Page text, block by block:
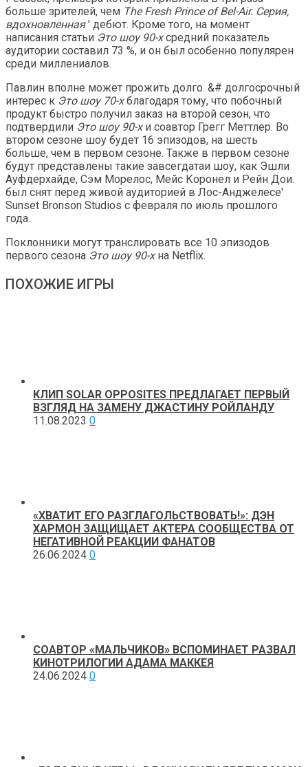
больше зрителей, чем The Fresh Prince of Bel-Air. Серия,
вдохновленная' дебют. Кроме того, на момент
написания статьи Это шоу 90-хсредний показатель
аудитории составил 73 %, и он был особенно популярен
среди миллениалов.
Павлин вполне может прожить долго. &# долгосрочный
интерес к Это шоу 70-хблагодаря тому, что побочный
продукт быстро получил заказ на второй сезон, что
подтвердили Это шоу 90-хи соавтор Грегг Меттлер. Во
втором сезоне шоу будет 16 эпизодов, на шесть
больше, чем в первом сезоне. Также в первом сезоне
будут представлены такие завсегдатаи шоу, как Эшли
Ауфдерхайде, Сэм Морелос, Мейс Коронел и Рейн Дои.
был снят перед живой аудиторией в Лос-Анджелесе'
Sunset Bronson Studios с февраля по июль прошлого
года.
Поклонники могут транслировать все 10 эпизодов
первого сезона Это шоу 90-хна Netflix.
ПОХОЖИЕ ИГРЫ
КЛИП SOLAR OPPOSITES ПРЕДЛАГАЕТ ПЕРВЫЙ
ВЗГЛЯД НА ЗАМЕНУ ДЖАСТИНУ РОЙЛАНДУ
11.08.2023 0
«ХВАТИТ ЕГО РАЗГЛАГОЛЬСТВОВАТЬ!»: ДЭН
ХАРМОН ЗАЩИЩАЕТ АКТЕРА СООБЩЕСТВА ОТ
НЕГАТИВНОЙ РЕАКЦИИ ФАНАТОВ
26.06.2024 0
СОАВТОР «МАЛЬЧИКОВ» ВСПОМИНАЕТ РАЗВАЛ
КИНОТРИЛОГИИ АДАМА МАККЕЯ
24.06.2024 0